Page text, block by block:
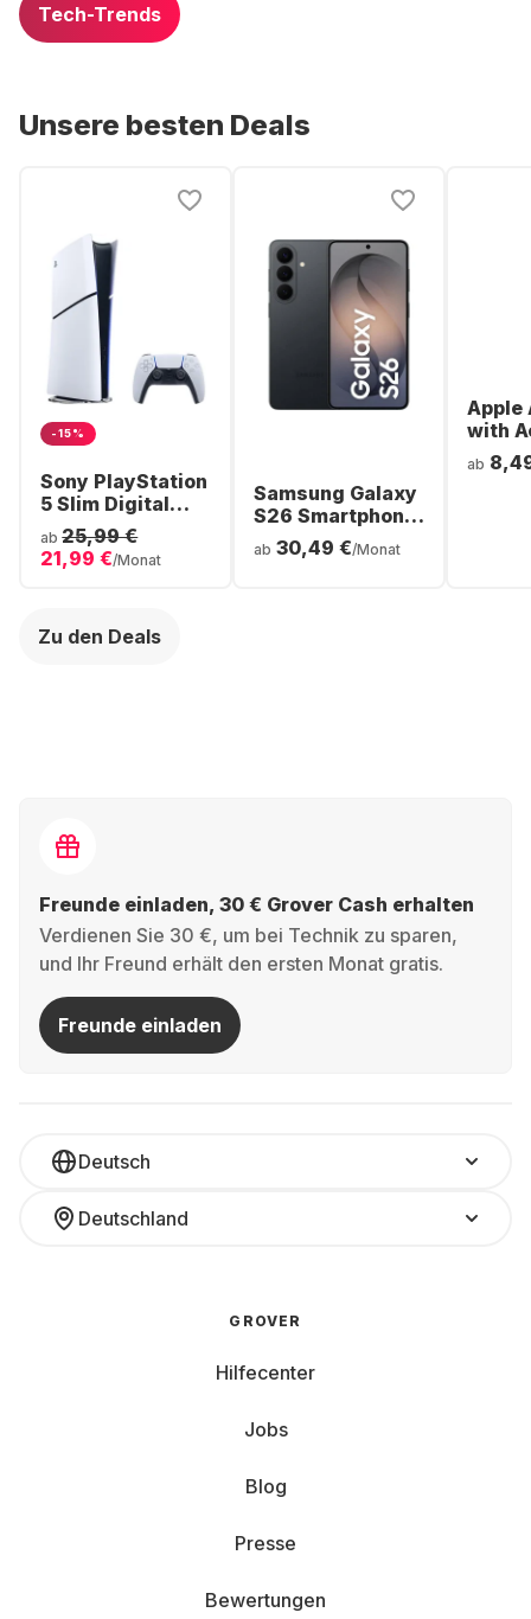
Tech-Trends
Unsere besten Deals
-15%
Sony PlayStation
5 Slim Digital
Console
ab 25,99 €
21,99 €/Monat
Samsung Galaxy
S26 Smartphone
- 256GB - Dual
SIM
ab 30,49 €/Monat
Apple
with
Noise
ab
Zu den Deals
Freunde einladen, 30 € Grover Cash erhalten
Verdienen Sie 30 €, um bei Technik zu sparen,
und Ihr Freund erhält den ersten Monat gratis.
Freunde einladen
Deutsch
Deutschland
GROVER
Hilfecenter
Jobs
Blog
Presse
Bewertungen